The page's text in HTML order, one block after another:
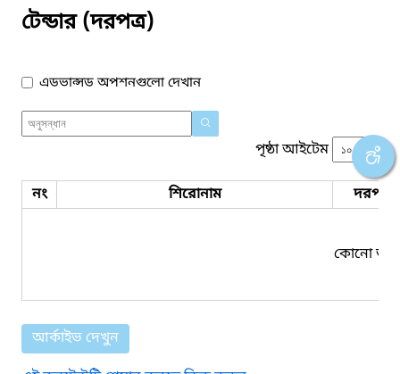
টেন্ডার (দরপত্র)
এডভান্সড অপশনগুলো দেখান
পৃষ্ঠা আইটেম
নং শিরোনাম দরপত্র
কোনো তথ্য
আর্কাইভ দেখুন